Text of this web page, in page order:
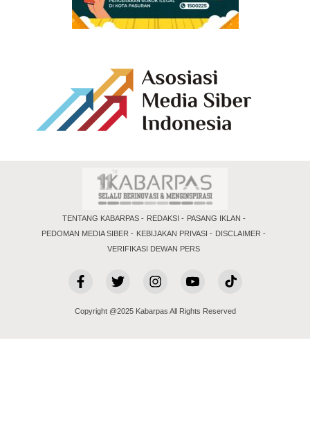
TENTANG KABARPAS REDAKSI
PASANG IKLAN
PEDOMAN MEDIA SIBER
KEBIJAKAN PRIVASI
DISCLAIMER
VERIFIKASI DEWAN PERS
Copyright @2025 Kabarpas All Rights Reserved